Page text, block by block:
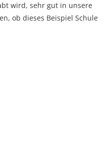
wird, sehr gut in unsere
ob dieses Beispiel Schule